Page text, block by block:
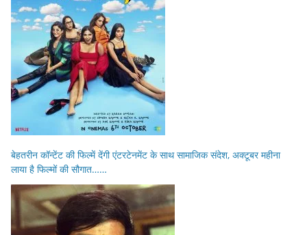
बेहतरीन कॉन्टेंट की फिल्में देंगी एंटरटेनमेंट के साथ सामाजिक संदेश, अक्टूबर महीना
लाया है फिल्मों की सौगात……